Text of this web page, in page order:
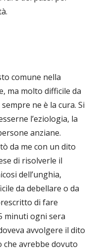
comune nella
ma molto difficile da
ne è la cura. Si
l’eziologia, la
anziane.
da me con un dito
di risolverle il
dell’unghia,
da debellare o da
di fare
minuti ogni sera
avvolgere il dito
che avrebbe dovuto